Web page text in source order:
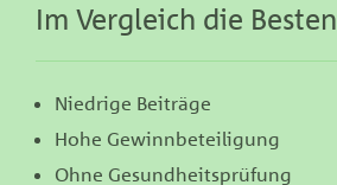
Im Vergleich die Besten
Niedrige Beiträge
Hohe Gewinnbeteiligung
Ohne Gesundheitsprüfung